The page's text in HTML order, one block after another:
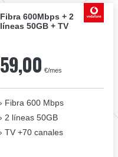
Fibra 600Mbps + 2
líneas 50GB + TV
59,00 €/mes
Fibra 600 Mbps
2 líneas 50GB
TV +70 canales